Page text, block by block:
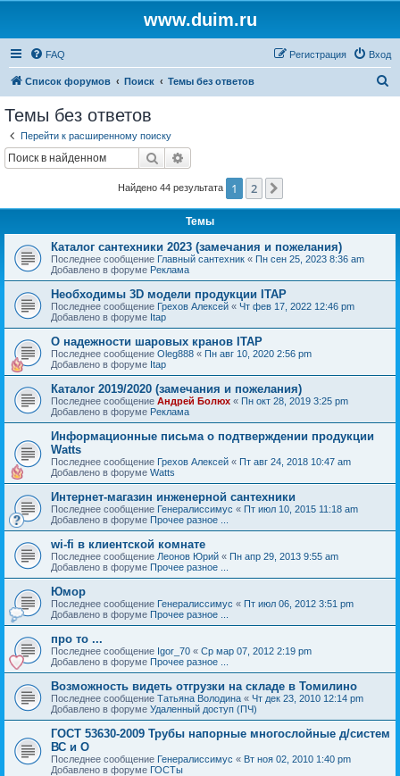
www.duim.ru
FAQ Вход
Регистрация
Список форумов Поиск Темы без ответов
Темы без ответов
Перейти к расширенному поиску
Поиск
Найдено 44 результата 1 2
Темы
Каталог сантехники 2023 (замечания и пожелания)
Последнее сообщение Главный сантехник « Пн сен 25, 2023 8:36 am
Добавлено в форуме Реклама
Необходимы 3D модели продукции ITAP
Последнее сообщение Грехов Алексей « Чт фев 17, 2022 12:46 pm
Добавлено в форуме Itap
О надежности шаровых кранов ITAP
Последнее сообщение Oleg888 « Пн авг 10, 2020 2:56 pm
Добавлено в форуме Itap
Каталог 2019/2020 (замечания и пожелания)
Последнее сообщение Андрей Болюх « Пн окт 28, 2019 3:25 pm
Добавлено в форуме Реклама
Информационные письма о подтверждении продукции
Watts
Последнее сообщение Грехов Алексей « Пт авг 24, 2018 10:47 am
Добавлено в форуме Watts
Интернет-магазин инженерной сантехники
Последнее сообщение Генералиссимус « Пт июл 10, 2015 11:18 am
Добавлено в форуме Прочее разное ...
wi-fi в клиентской комнате
Последнее сообщение Леонов Юрий « Пн апр 29, 2013 9:55 am
Добавлено в форуме Прочее разное ...
Юмор
Последнее сообщение Генералиссимус « Пт июл 06, 2012 3:51 pm
Добавлено в форуме Прочее разное ...
про то ...
Последнее сообщение Igor_70 « Ср мар 07, 2012 2:19 pm
Добавлено в форуме Прочее разное ...
Возможность видеть отгрузки на складе в Томилино
Последнее сообщение Татьяна Володина « Чт дек 23, 2010 12:14 pm
Добавлено в форуме Удаленный доступ (ПЧ)
ГОСТ 53630-2009 Трубы напорные многослойные д/систем
ВС и О
Последнее сообщение Генералиссимус « Вт ноя 02, 2010 1:40 pm
Добавлено в форуме ГОСТы